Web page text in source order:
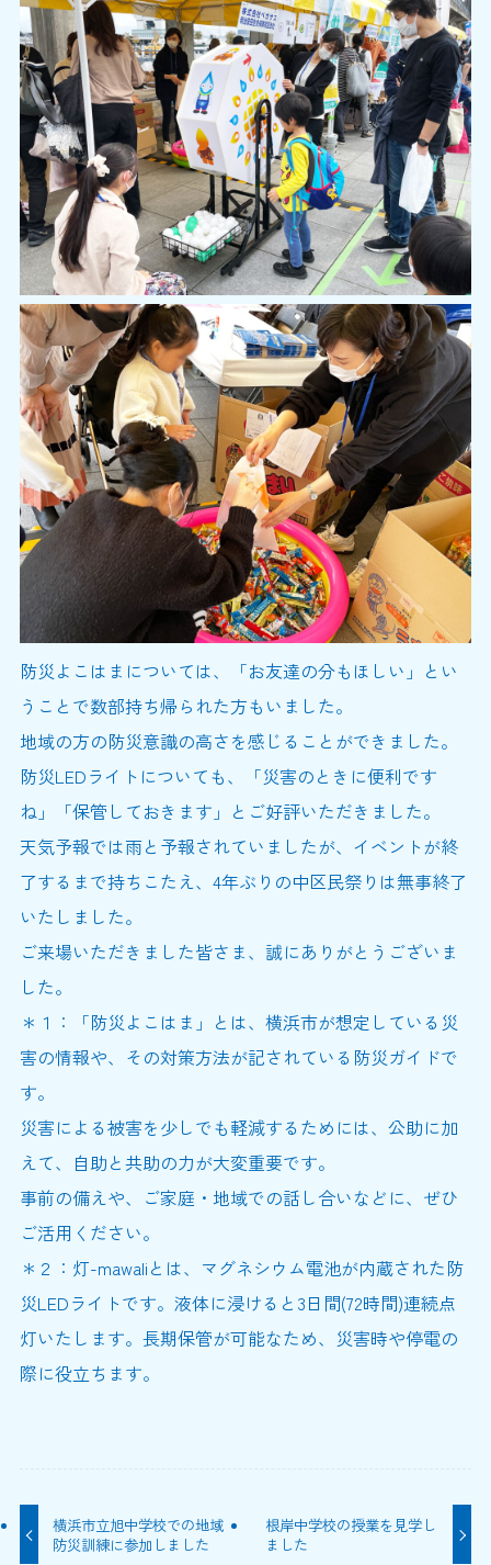
防災よこはまについては、「お友達の分もほしい」とい
うことで数部持ち帰られた方もいました。
地域の方の防災意識の高さを感じることができました。
防災LEDライトについても、「災害のときに便利です
ね」「保管しておきます」とご好評いただきました。
天気予報では雨と予報されていましたが、イベントが終
了するまで持ちこたえ、4年ぶりの中区民祭りは無事終了
いたしました。
ご来場いただきました皆さま、誠にありがとうございま
した。
＊１：「防災よこはま」とは、横浜市が想定している災
害の情報や、その対策方法が記されている防災ガイドで
す。
災害による被害を少しでも軽減するためには、公助に加
えて、自助と共助の力が大変重要です。
事前の備えや、ご家庭・地域での話し合いなどに、ぜひ
ご活用ください。
＊２：灯-mawaliとは、マグネシウム電池が内蔵された防
災LEDライトです。液体に浸けると3日間(72時間)連続点
灯いたします。長期保管が可能なため、災害時や停電の
際に役立ちます。
横浜市立旭中学校での地域
防災訓練に参加しました
根岸中学校の授業を見学し
ました